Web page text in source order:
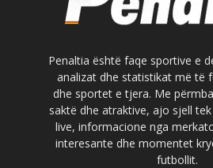
Penaltia është faqe sportive e
analizat dhe statistikat më të
dhe sportet e tjera. Me
saktë dhe atraktive, ajo sjell
live, informacione nga
interesante dhe momentet
futbollit.